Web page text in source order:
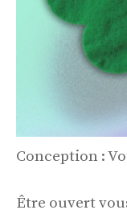
Conception :
Être ouvert